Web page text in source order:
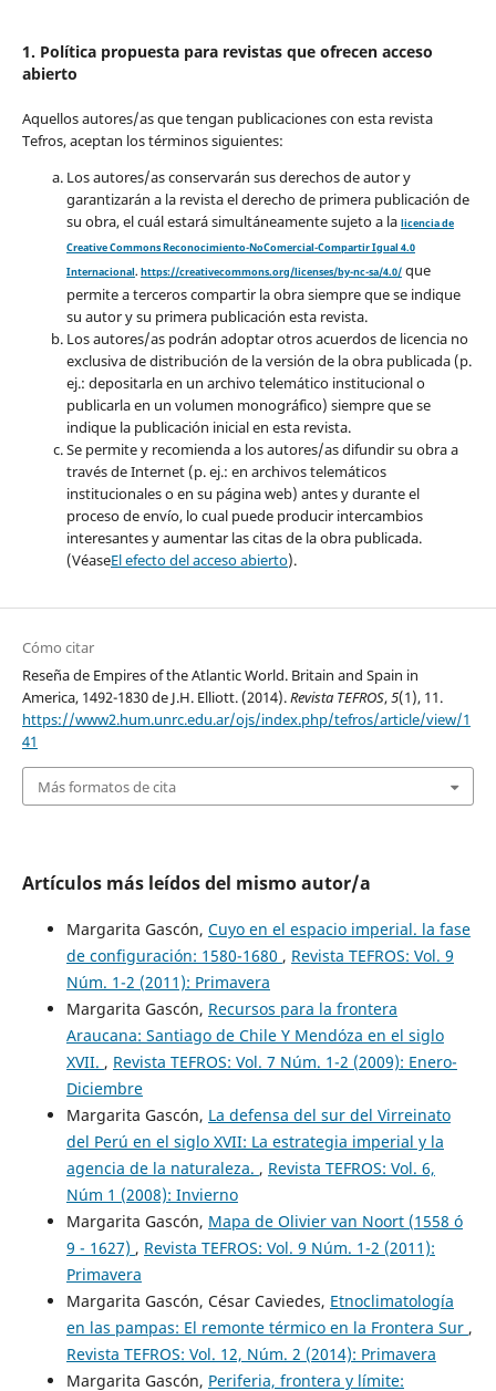
1. Política propuesta para revistas que ofrecen acceso
abierto
Aquellos autores/as que tengan publicaciones con esta revista
Tefros, aceptan los términos siguientes:
Los autores/as conservarán sus derechos de autor y
garantizarán a la revista el derecho de primera publicación de
su obra, el cuál estará simultáneamente sujeto a la licencia de
Creative Commons Reconocimiento-NoComercial-Compartir Igual 4.0
Internacional. https://creativecommons.org/licenses/by-nc-sa/4.0/que
permite a terceros compartir la obra siempre que se indique
su autor y su primera publicación esta revista.
Los autores/as podrán adoptar otros acuerdos de licencia no
exclusiva de distribución de la versión de la obra publicada (p.
ej.: depositarla en un archivo telemático institucional o
publicarla en un volumen monográfico) siempre que se
indique la publicación inicial en esta revista.
Se permite y recomienda a los autores/as difundir su obra a
través de Internet (p. ej.: en archivos telemáticos
institucionales o en su página web) antes y durante el
proceso de envío, lo cual puede producir intercambios
interesantes y aumentar las citas de la obra publicada.
(VéaseEl efecto del acceso abierto).
Cómo citar
Reseña de Empires of the Atlantic World. Britain and Spain in
America, 1492-1830 de J.H. Elliott. (2014).Revista TEFROS,5(1), 11.
https://www2.hum.unrc.edu.ar/ojs/index.php/tefros/article/view/1
41
Más formatos de cita
Artículos más leídos del mismo autor/a
Margarita Gascón, Cuyo en el espacio imperial. la fase
de configuración: 1580-1680 , Revista TEFROS: Vol. 9
Núm. 1-2 (2011): Primavera
Margarita Gascón, Recursos para la frontera
Araucana: Santiago de Chile Y Mendóza en el siglo
XVII. , Revista TEFROS: Vol. 7 Núm. 1-2 (2009): Enero-
Diciembre
Margarita Gascón, La defensa del sur del Virreinato
del Perú en el siglo XVII: La estrategia imperial y la
agencia de la naturaleza. , Revista TEFROS: Vol. 6,
Núm 1 (2008): Invierno
Margarita Gascón, Mapa de Olivier van Noort (1558 ó
9 - 1627) , Revista TEFROS: Vol. 9 Núm. 1-2 (2011):
Primavera
Margarita Gascón, César Caviedes, Etnoclimatología
en las pampas: El remonte térmico en la Frontera Sur ,
Revista TEFROS: Vol. 12, Núm. 2 (2014): Primavera
Margarita Gascón, Periferia, frontera y límite: